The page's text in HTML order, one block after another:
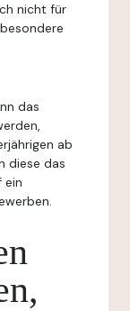
nicht für
das
ab
diese das
ein